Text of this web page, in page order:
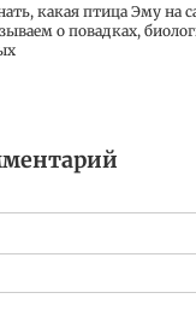
какая птица Эму на
о повадках,